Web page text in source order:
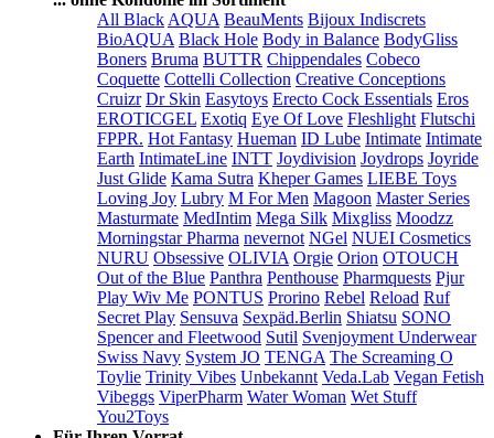
All Black AQUA BeauMents Bijoux Indiscrets
BioAQUA Black Hole Body in Balance BodyGliss
Boners Bruma BUTTR Chippendales Cobeco
Coquette Cottelli Collection Creative Conceptions
Cruizr Dr Skin Easytoys Erecto Cock Essentials Eros
EROTICGEL Exotiq Eye Of Love Fleshlight Flutschi
FPPR. Hot Fantasy Hueman ID Lube Intimate Intimate
Earth IntimateLine INTT Joydivision Joydrops Joyride
Just Glide Kama Sutra Kheper Games LIEBE Toys
Loving Joy Lubry M For Men Magoon Master Series
Masturmate MedIntim Mega Silk Mixgliss Moodzz
Morningstar Pharma nevernot NGel NUEI Cosmetics
NURU Obsessive OLIVIA Orgie Orion OTOUCH
Out of the Blue Panthra Penthouse Pharmquests Pjur
Play Wiv Me PONTUS Prorino Rebel Reload Ruf
Secret Play Sensuva Sexpäd.Berlin Shiatsu SONO
Spencer and Fleetwood Sutil Svenjoyment Underwear
Swiss Navy System JO TENGA The Screaming O
Toylie Trinity Vibes Unbekannt Veda.Lab Vegan Fetish
Vibeggs ViperPharm Water Woman Wet Stuff
You2Toys